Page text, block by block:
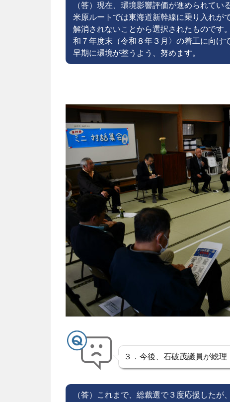
（答）現在、環境影響評価が進められてい
米原ルートでは東海道新幹線に乗り入れが
解消されないことから選択されたものです
和７年度末（令和８年３月〉の着工に向け
早期に環境が整うよう、努めます。
３．今後、石破茂議員が総
（答）これまで、総裁選で３度応援した